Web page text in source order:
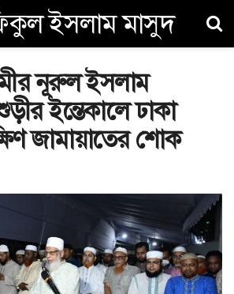
ইসলাম মাসুদ
নূরুল ইসলাম
ইন্তেকালে ঢাকা
জামায়াতের শোক